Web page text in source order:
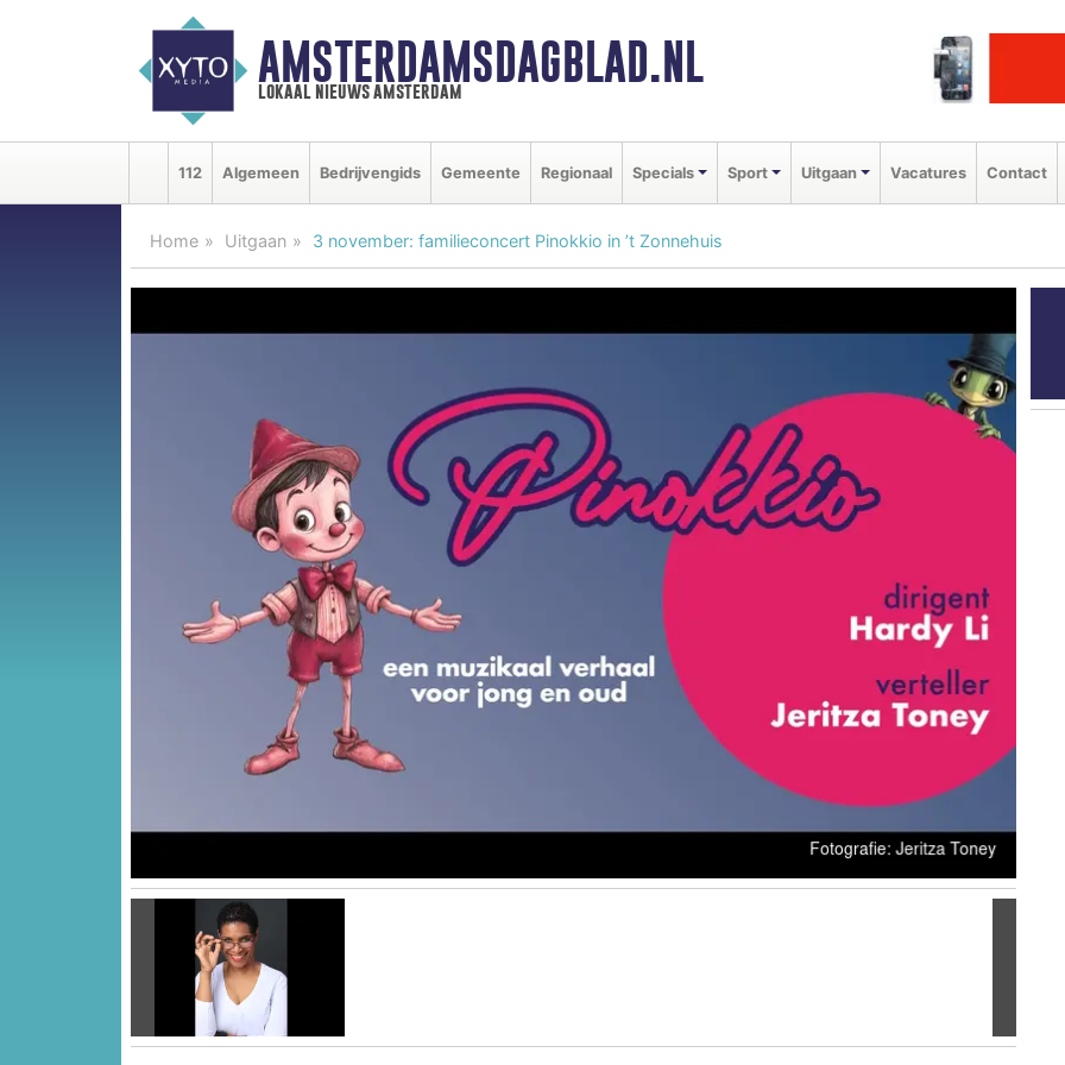
AMSTERDAMSDAGBLAD.NL
lokaal nieuws amsterdam
112 Algemeen Bedrijvengids Gemeente Regionaal Specials Sport Uitgaan Vacatures Contact
Home Uitgaan 3 november: familieconcert Pinokkio in ’t Zonnehuis